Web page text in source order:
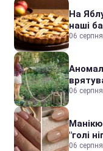
На
наші
06
06
"голі
06